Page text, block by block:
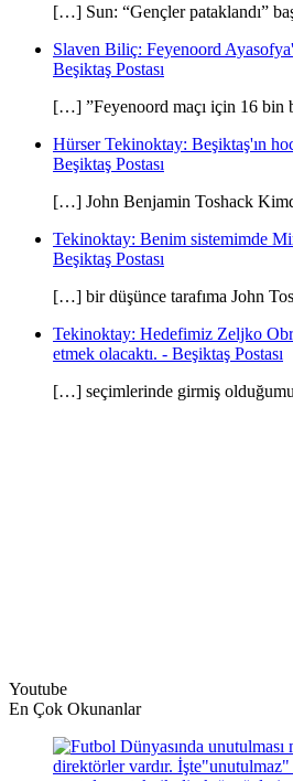
[…] Sun: “Gençler pataklandı”
Slaven Biliç: Feyenoord
Beşiktaş Postası
[…] ”Feyenoord maçı için 16 bin
Hürser Tekinoktay: Beşiktaş'ın
Beşiktaş Postası
[…] John Benjamin Toshack
Tekinoktay: Benim sistemimde
Beşiktaş Postası
[…] bir düşünce tarafıma John
Tekinoktay: Hedefimiz Zeljko
etmek olacaktı. - Beşiktaş Postası
[…] seçimlerinde girmiş
Youtube
En Çok Okunanlar